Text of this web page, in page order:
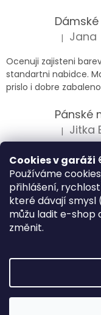
Cookies v garáži
Používáme
přihlášení,
které dávají smysl
můžu ladit e-shop
změnit.
| Jana
Ocenuji zajisteni
standartni nabidce.
prislo i dobre
| Jitka
Splnil očekávání na
| Klára
Jsem velice